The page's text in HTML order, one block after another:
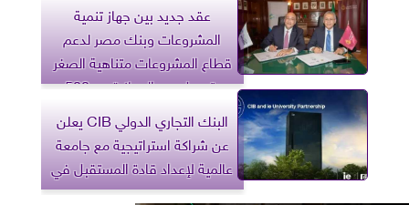
عقد جديد بين جهاز تنمية
المشروعات وبنك مصر لدعم
قطاع المشروعات متناهية الصغر
بتمويل من الجهاز قدره 500
البنك التجاري الدولي CIB يعلن
عن شراكة استراتيجية مع جامعة
عالمية لإعداد قادة المستقبل في
مصر